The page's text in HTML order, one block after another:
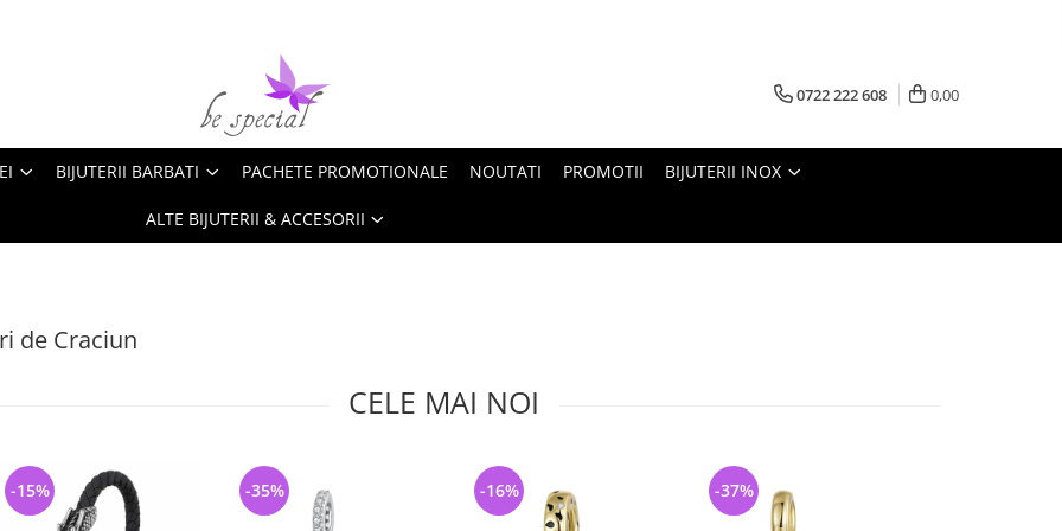
0722 222 608 0,00
BIJUTERII BARBATI PACHETE PROMOTIONALE NOUTATI PROMOTII BIJUTERII INOX
ALTE BIJUTERII & ACCESORII
de Craciun
CELE MAI NOI
-15% -35% -16% -37%